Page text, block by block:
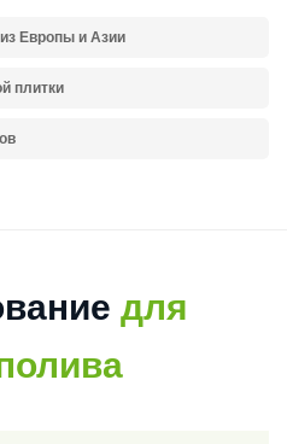
Европы и Азии
плитки
для